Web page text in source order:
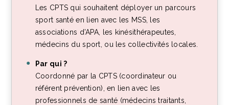
Les CPTS qui souhaitent déployer un parcours
sport santé en lien avec les MSS, les
associations d’APA, les kinésithérapeutes,
médecins du sport, ou les collectivités locales.
Par qui ?
Coordonné par la CPTS (coordinateur ou
référent prévention), en lien avec les
professionnels de santé (médecins traitants,